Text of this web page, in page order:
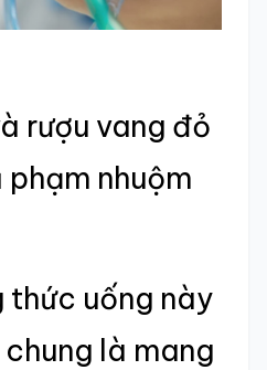
rượu vang đỏ
nhuộm
thức uống này
là mang